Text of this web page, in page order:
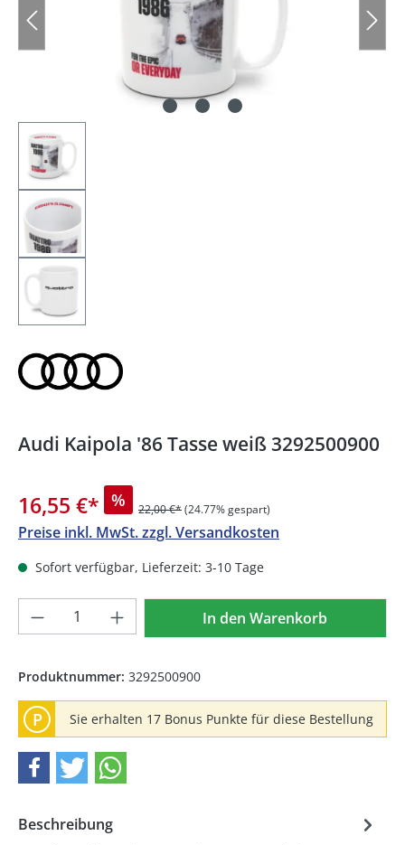
Audi Kaipola '86 Tasse weiß 3292500900
16,55 €* % 22,00 €*(24.77% gespart)
Preise inkl. MwSt. zzgl. Versandkosten
Sofort verfügbar, Lieferzeit: 3-10 Tage
Produkt Anzahl: Gib denIn den Warenkorb
Produktnummer: 3292500900
P Sie erhalten 17 Bonus Punkte für diese Bestellung
Beschreibung